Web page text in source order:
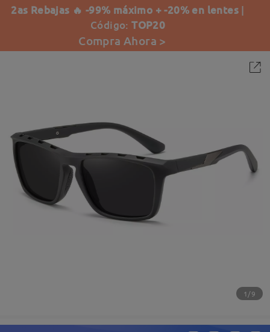
2as Rebajas 🔥 -99% máximo + -20% en lentes |
Código:TOP20
Compra Ahora >
1/9